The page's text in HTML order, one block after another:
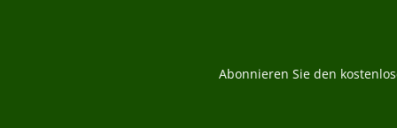
Abonnieren Sie den